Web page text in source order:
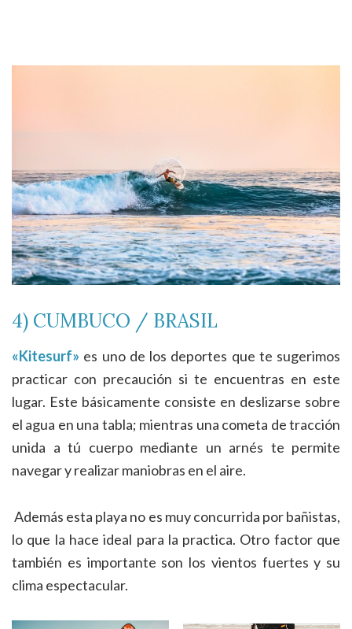
4) CUMBUCO / BRASIL
«Kitesurf» es uno de los deportes que te sugerimos
practicar con precaución si te encuentras en este
lugar. Este básicamente consiste en deslizarse sobre
el agua en una tabla; mientras una cometa de tracción
unida a tú cuerpo mediante un arnés te permite
navegar y realizar maniobras en el aire.
Además esta playa no es muy concurrida por bañistas,
lo que la hace ideal para la practica. Otro factor que
también es importante son los vientos fuertes y su
clima espectacular.